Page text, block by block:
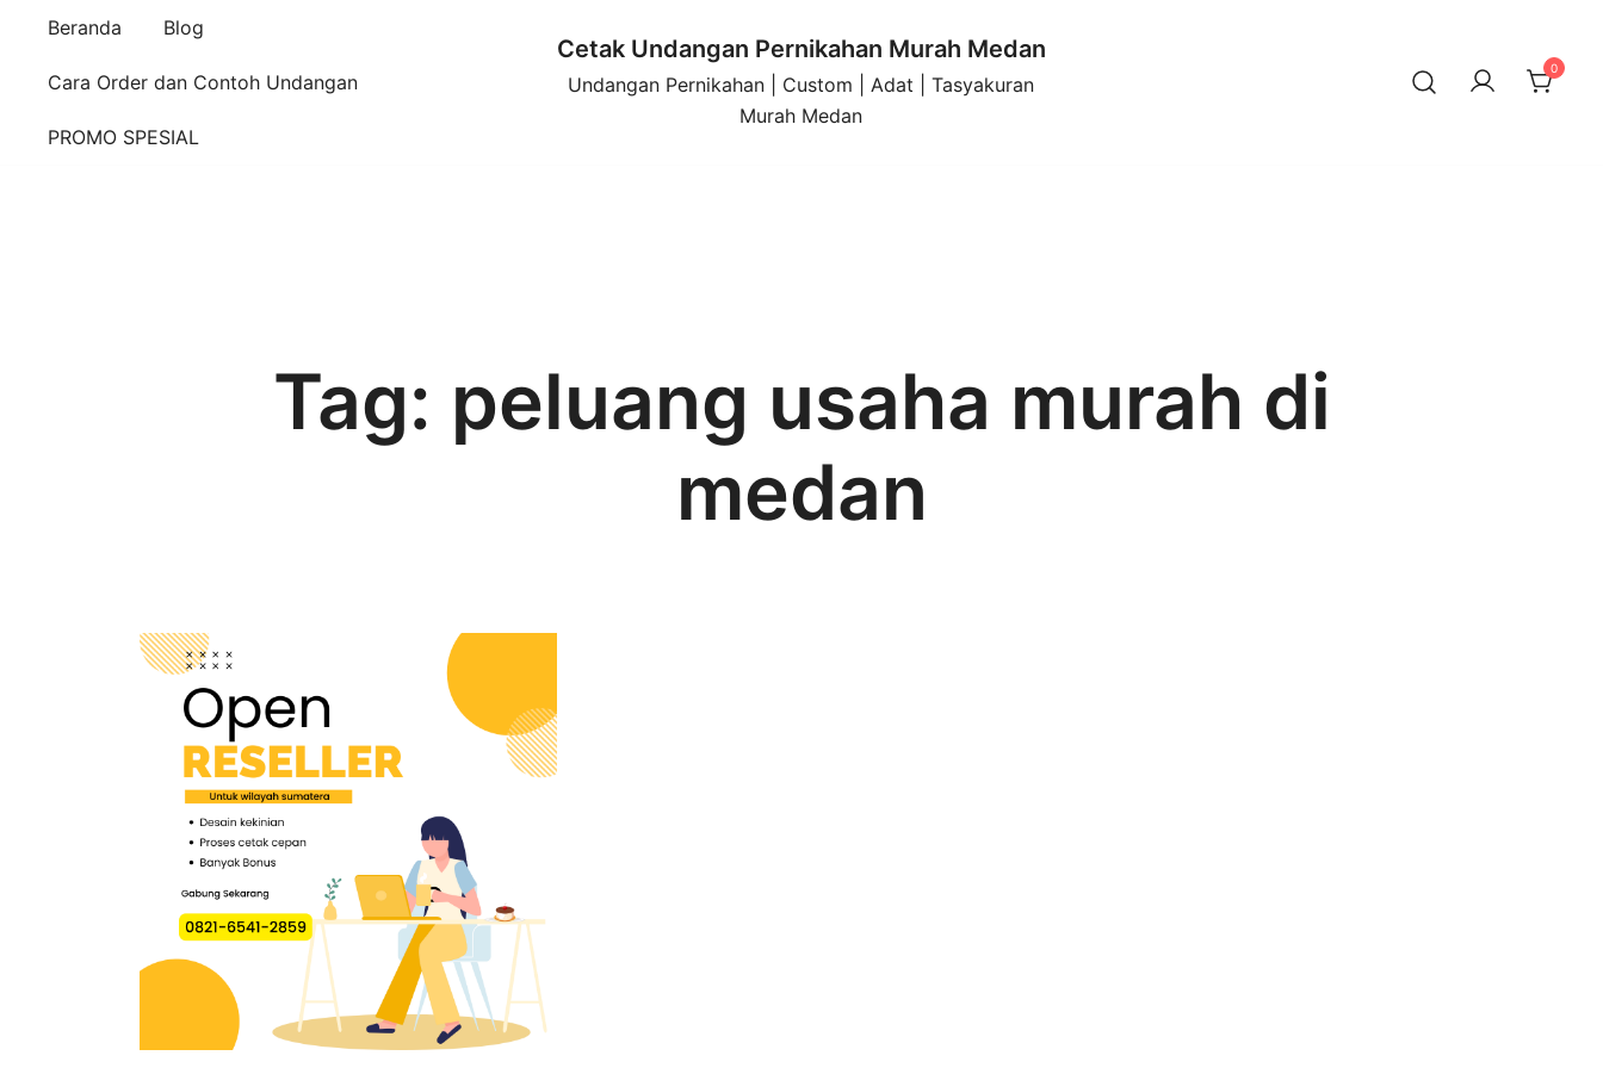
Beranda Blog
Cara Order dan Contoh Undangan
PROMO SPESIAL
Cetak Undangan Pernikahan Murah Medan
Undangan Pernikahan | Custom | Adat | Tasyakuran
Murah Medan
0
Tag: peluang usaha murah di
medan